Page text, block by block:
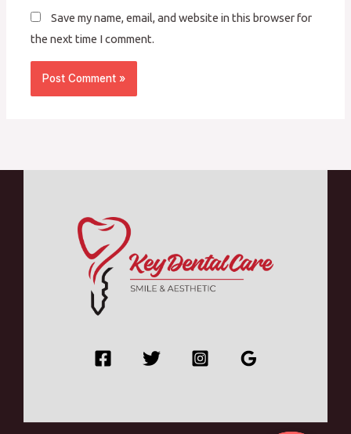
Save my name, email, and website in this browser for
the next time I comment.